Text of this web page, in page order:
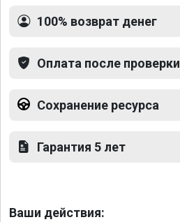
100% возврат денег
Оплата после проверки
Сохранение ресурса
Гарантия 5 лет
Ваши действия: